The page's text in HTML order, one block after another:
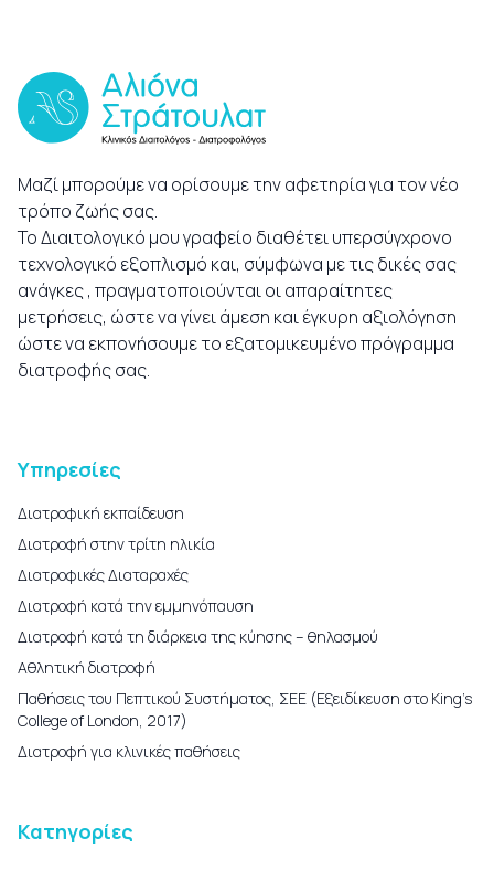
Μαζί μπορούμε να ορίσουμε την αφετηρία για τον νέο
τρόπο ζωής σας.
Το Διαιτολογικό μου γραφείο διαθέτει υπερσύγχρονο
τεχνολογικό εξοπλισμό και, σύμφωνα με τις δικές σας
ανάγκες , πραγματοποιούνται οι απαραίτητες
μετρήσεις, ώστε να γίνει άμεση και έγκυρη αξιολόγηση
ώστε να εκπονήσουμε το εξατομικευμένο πρόγραμμα
διατροφής σας.
Υπηρεσίες
Διατροφική εκπαίδευση
Διατροφή στην τρίτη ηλικία
Διατροφικές Διαταραχές
Διατροφή κατά την εμμηνόπαυση
Διατροφή κατά τη διάρκεια της κύησης – θηλασμού
Αθλητική διατροφή
Παθήσεις του Πεπτικού Συστήματος, ΣΕΕ (Εξειδίκευση στο King’s
College of London, 2017)
Διατροφή για κλινικές παθήσεις
Κατηγορίες